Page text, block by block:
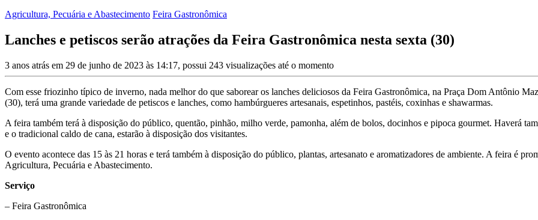
Agricultura, Pecuária e Abastecimento Feira Gastronômica
Lanches e petiscos serão atrações da Feira Gastronômica nesta sexta (30)
3 anos atrás em 29 de junho de 2023 às 14:17, possui 243 visualizações até o momento
Com esse friozinho típico de inverno, nada melhor do que saborear os lanches deliciosos da Feira Gastronômica, na Praça Dom Antônio
(30), terá uma grande variedade de petiscos e lanches, como hambúrgueres artesanais, espetinhos, pastéis, coxinhas e shawarmas.
A feira também terá à disposição do público, quentão, pinhão, milho verde, pamonha, além de bolos, docinhos e pipoca gourmet. Haverá
e o tradicional caldo de cana, estarão à disposição dos visitantes.
O evento acontece das 15 às 21 horas e terá também à disposição do público, plantas, artesanato e aromatizadores de ambiente. A feira é
Agricultura, Pecuária e Abastecimento.
Serviço
– Feira Gastronômica